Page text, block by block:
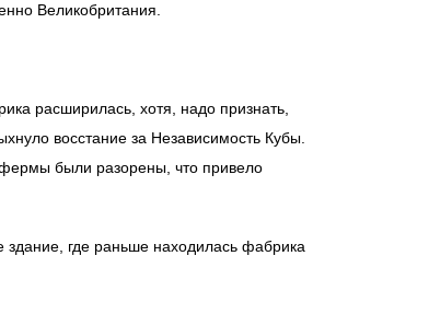
Великобритания.
расширилась, хотя, надо признать,
восстание за Независимость Кубы.
были разорены, что привело
где раньше находилась фабрика